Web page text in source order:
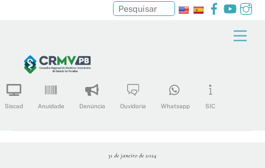
content
Facebook
Siscad Anuidade Denúncia Ouvidoria Whatsapp SIC
Pesquisar
31 de janeiro de 2024